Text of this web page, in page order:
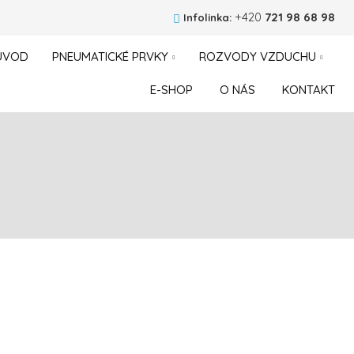
Infolinka: +420 721 98 68 98
PNEUMATICKÉ PRVKY ROZVODY VZDUCHU
E-SHOP O NÁS KONTAKT